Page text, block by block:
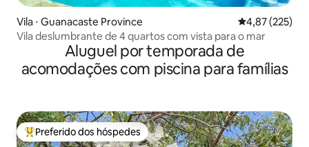
Vila ⋅ Guanacaste Province 4,87 de uma
4,87 (225)
Vila deslumbrante de 4 quartos com vista para o mar
Aluguel por temporada de
acomodações com piscina para famílias
Entre os melhores preferidos dos hóspedes
Preferido dos hóspedes